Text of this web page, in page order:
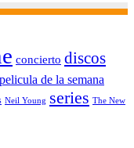
concierto discos
de la semana
Neil Young series The New